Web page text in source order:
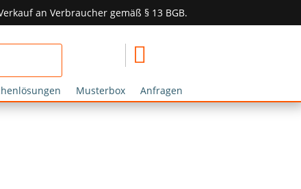
an Verbraucher gemäß § 13 BGB.

Musterbox Anfragen